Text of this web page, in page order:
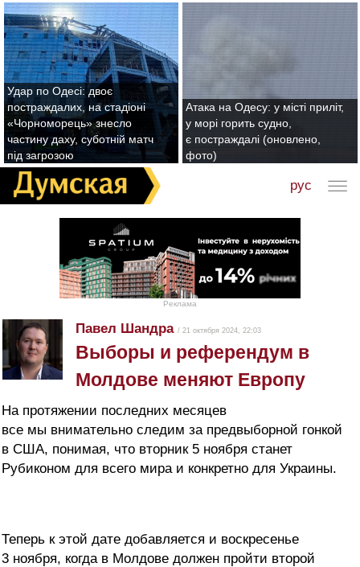
Удар по Одесі: двоє
постраждалих, на стадіоні
«Чорноморець» знесло
частину даху, суботній матч
під загрозою
Атака на Одесу: у місті приліт,
у морі горить судно,
є постраждалі (оновлено,
фото)
рус
Реклама
Павел Шандра / 21 октября 2024, 22:03
Выборы и референдум в
Молдове меняют Европу
На протяжении последних месяцев
все мы внимательно следим за предвыборной гонкой
в США, понимая, что вторник 5 ноября станет
Рубиконом для всего мира и конкретно для Украины.
Теперь к этой дате добавляется и воскресенье
3 ноября, когда в Молдове должен пройти второй